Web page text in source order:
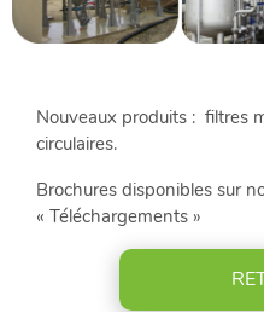
CONTACTEZ-
NOUS
ACTUALITÉS
RÉFÉRENCES
VIDÉOS
Nouveaux produits : filtres
circulaires.
Brochures disponibles sur
« Téléchargements »